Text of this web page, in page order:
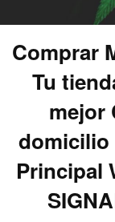
Comprar
Tu
mejor
domicilio
Principal